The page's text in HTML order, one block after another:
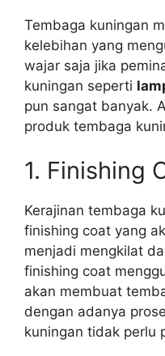
Tembaga kuningan
kelebihan yang
wajar saja jika
kuningan seperti
pun sangat banyak.
produk tembaga
1. Finishing
Kerajinan tembaga
finishing coat yang
menjadi mengkilat
finishing coat
akan membuat
dengan adanya
kuningan tidak perlu